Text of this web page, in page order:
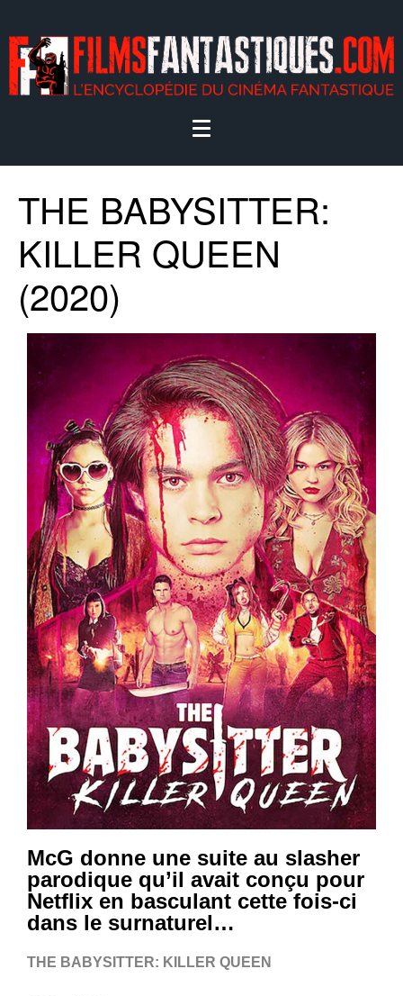
THE BABYSITTER:
KILLER QUEEN
(2020)
McG donne une suite au slasher
parodique qu’il avait conçu pour
Netflix en basculant cette fois-ci
dans le surnaturel…
THE BABYSITTER: KILLER QUEEN